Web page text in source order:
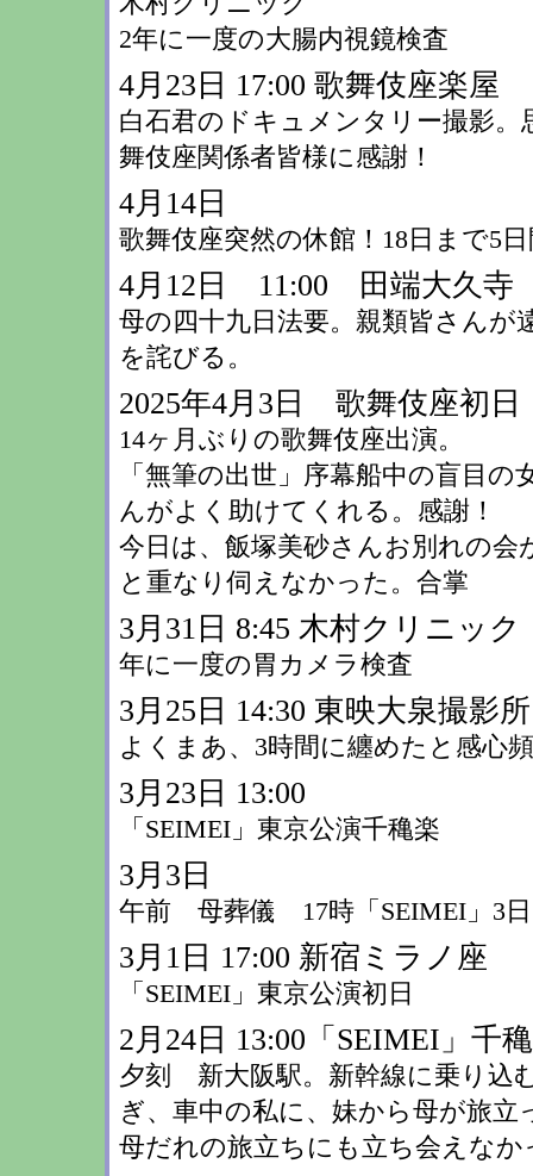
2年に一度の大腸内視鏡検査
4月23日 17:00 歌舞伎座楽屋
白石君のドキュメンタリー撮影
舞伎座関係者皆様に感謝！
4月14日
歌舞伎座突然の休館！18日まで5
4月12日 11:00 田端大久寺
母の四十九日法要。親類皆さん
を詫びる。
2025年4月3日 歌舞伎座初日
14ヶ月ぶりの歌舞伎座出演。
「無筆の出世」序幕船中の盲目
んがよく助けてくれる。感謝！
今日は、飯塚美砂さんお別れの会
と重なり伺えなかった。合掌
3月31日 8:45 木村クリニック
年に一度の胃カメラ検査
3月25日 14:30 東映大泉撮影
よくまあ、3時間に纏めたと感心
3月23日 13:00
「SEIMEI」東京公演千穐楽
3月3日
午前 母葬儀 17時「SEIMEI」3
3月1日 17:00 新宿ミラノ座
「SEIMEI」東京公演初日
2月24日 13:00「SEIMEI」千
夕刻 新大阪駅。新幹線に乗り込
ぎ、車中の私に、妹から母が旅
母だれの旅立ちにも立ち会えなか